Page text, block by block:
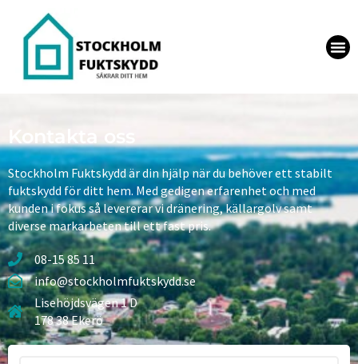
Kontakta oss
Stockholm Fuktskydd är din hjälp när du behöver ett stabilt
fuktskydd för ditt hem. Med gedigen erfarenhet och med
kunden i fokus så levererar vi dränering, källargolv samt
diverse markarbeten till ett fast pris.
08-15 85 11
info@stockholmfuktskydd.se
Lisehöjdsvägen 1 D
178 38 Ekerö